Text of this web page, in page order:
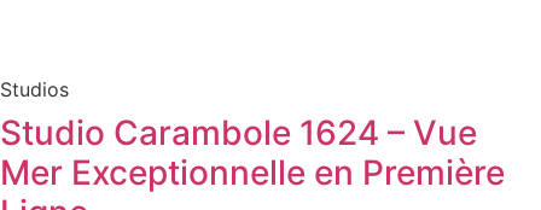
Studios
Studio Carambole 1624 – Vue
Mer Exceptionnelle en Première